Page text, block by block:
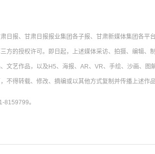
日报、甘肃日报报业集团各子报、甘肃新媒体集团各平
方的授权许可。即日起，上述媒体采访、拍摄、编辑、
文艺作品，以及H5、海报、AR、VR、手绘、沙画、图
不得转载、修改、摘编或以其他方式复制并传播上述作品
8159799。